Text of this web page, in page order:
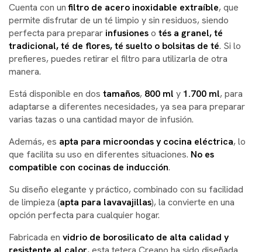
Cuenta con unfiltro de acero inoxidable extraíble, que
permite disfrutar de un té limpio y sin residuos, siendo
perfecta para preparar infusioneso tés a granel, té
tradicional, té de flores, té suelto o bolsitas de té. Si lo
prefieres, puedes retirar el filtro para utilizarla de otra
manera.
Está disponible en dos tamaños, 800 ml y 1.700 ml, para
adaptarse a diferentes necesidades, ya sea para preparar
varias tazas o una cantidad mayor de infusión.
Además, es apta para microondas y cocina eléctrica, lo
que facilita su uso en diferentes situaciones. No es
compatible con cocinas de inducción.
Su diseño elegante y práctico, combinado con su facilidad
de limpieza (apta para lavavajillas), la convierte en una
opción perfecta para cualquier hogar.
Fabricada en vidrio de borosilicato de alta calidad y